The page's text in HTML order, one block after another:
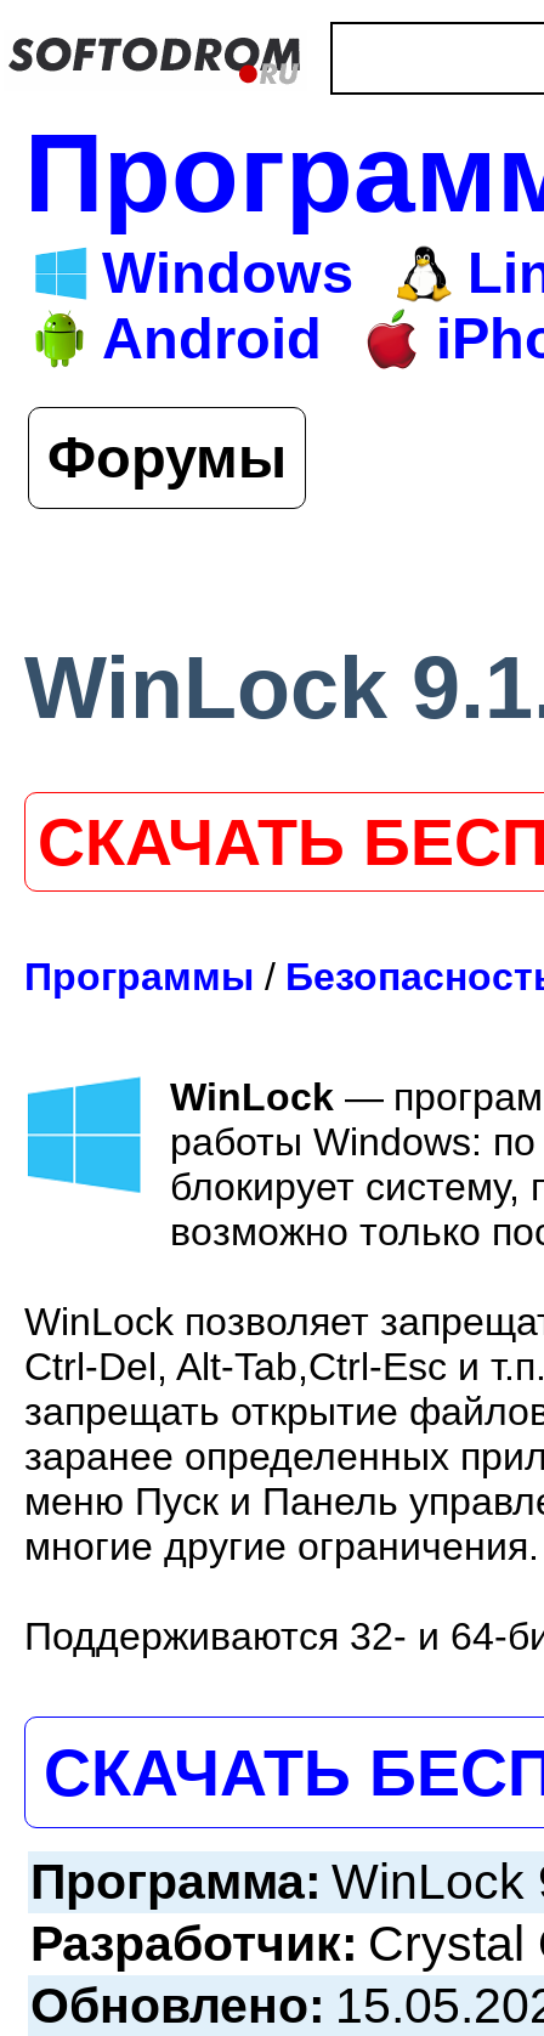
Windows
Android
Форумы
WinLock
СКАЧАТЬ
Программы /
WinLock —
работы Windows:
блокирует
возможно только
WinLock позволяет
Ctrl-Del, Alt-Tab,Ctrl-Esc и
запрещать открытие
заранее определенных
меню Пуск и Панель
многие другие ограничения.
Поддерживаются 32- и 64-
СКАЧАТЬ
Программа: WinLock
Разработчик: Crystal
Обновлено: